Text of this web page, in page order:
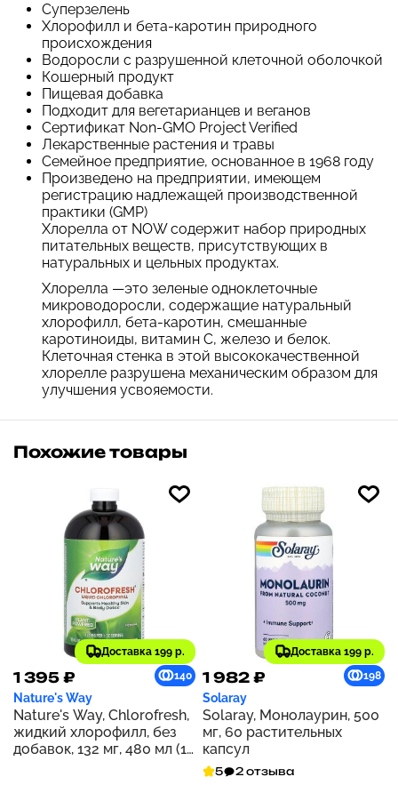
Суперзелень
Хлорофилл и бета-каротин природного
происхождения
Водоросли с разрушенной клеточной оболочкой
Кошерный продукт
Пищевая добавка
Подходит для вегетарианцев и веганов
Сертификат Non-GMO Project Verified
Лекарственные растения и травы
Семейное предприятие, основанное в 1968 году
Произведено на предприятии, имеющем
регистрацию надлежащей производственной
практики (GMP)
Хлорелла от NOW содержит набор природных
питательных веществ, присутствующих в
натуральных и цельных продуктах.
Хлорелла —это зеленые одноклеточные
микроводоросли, содержащие натуральный
хлорофилл, бета-каротин, смешанные
каротиноиды, витамин C, железо и белок.
Клеточная стенка в этой высококачественной
хлорелле разрушена механическим образом для
улучшения усвояемости.
Похожие товары
Доставка 199 р.
1 395 ₽ 140
Nature's Way
Nature's Way, Chlorofresh,
жидкий хлорофилл, без
добавок, 132 мг, 480 мл (16
Доставка 199 р.
1 982 ₽ 198
Solaray
Solaray, Монолаурин, 500
мг, 60 растительных
капсул
5 2 отзыва